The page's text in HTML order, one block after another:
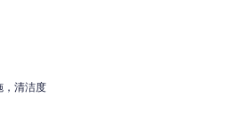
，清洁度